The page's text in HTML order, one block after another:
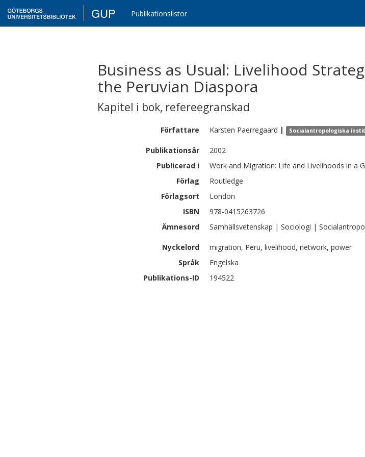
GUP Publikationslistor
Business as Usual: Livelihood
the Peruvian Diaspora
Kapitel i bok, refereegranskad
Författare Karsten Paerregaard | Socialantropologiska
Publikationsår
2002
Publicerad i
Work and Migration: Life and Livelihoods in a
Förlag
Routledge
Förlagsort
London
ISBN
978-0415263726
Ämnesord
Samhällsvetenskap | Sociologi |
Nyckelord
migration, Peru, livelihood, network, power
Språk
Engelska
Publikations-ID
194522